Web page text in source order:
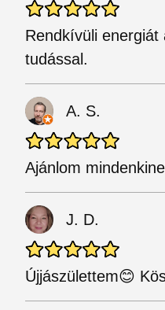
Rendkívüli
tudással.
A. S.
Ajánlom
J. D.
Újjászülettem😊